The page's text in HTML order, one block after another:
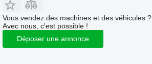
Vous vendez des machines et des véhicules ?
Avec nous, c'est possible !
Déposer une annonce